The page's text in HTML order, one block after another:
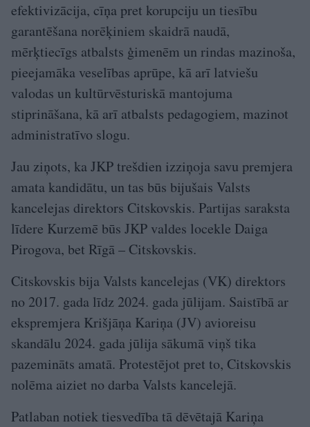
efektivizācija, cīņa pret korupciju un tiesību
garantēšana norēķiniem skaidrā naudā,
mērķtiecīgs atbalsts ģimenēm un rindas mazinoša,
pieejamāka veselības aprūpe, kā arī latviešu
valodas un kultūrvēsturiskā mantojuma
stiprināšana, kā arī atbalsts pedagogiem, mazinot
administratīvo slogu.
Jau ziņots, ka JKP trešdien izziņoja savu premjera
amata kandidātu, un tas būs bijušais Valsts
kancelejas direktors Citskovskis. Partijas saraksta
līdere Kurzemē būs JKP valdes locekle Daiga
Pirogova, bet Rīgā – Citskovskis.
Citskovskis bija Valsts kancelejas (VK) direktors
no 2017. gada līdz 2024. gada jūlijam. Saistībā ar
ekspremjera Krišjāņa Kariņa (JV) avioreisu
skandālu 2024. gada jūlija sākumā viņš tika
pazemināts amatā. Protestējot pret to, Citskovskis
nolēma aiziet no darba Valsts kancelejā.
Patlaban notiek tiesvedība tā dēvētajā Kariņa